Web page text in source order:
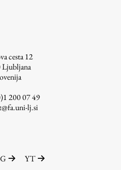
cesta 12
Ljubljana
200 07 49
lj.si
YT